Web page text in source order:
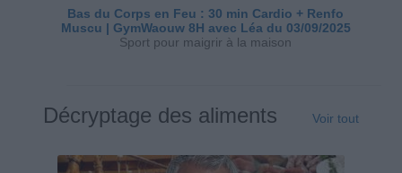
Bas du Corps en Feu : 30 min Cardio + Renfo
Muscu | GymWaouw 8H avec Léa du 03/09/2025
Sport pour maigrir à la maison
Décryptage des aliments Voir tout